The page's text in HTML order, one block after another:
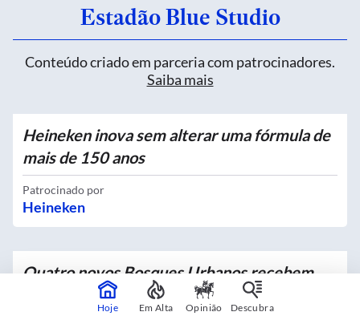
Estadão Blue Studio
Conteúdo criado em parceria com patrocinadores.
Saiba mais
Heineken inova sem alterar uma fórmula de
mais de 150 anos
Patrocinado por
Heineken
Quatro novos Bosques Urbanos recebem
mais de 4 mil mudas no Centro
Hoje Em Alta Opinião Descubra